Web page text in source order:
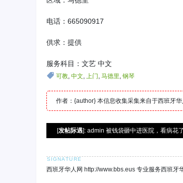
电话：665090917
供求：提供
服务科目：文艺 中文
可教, 中文, 上门, 马德里, 钢琴
作者：{author} 本信息收集采集来自于西班牙
[发帖际遇]: admin 被钱袋砸中进医院，看病花
西班牙华人网 http://www.bbs.eus 专业服务西班牙